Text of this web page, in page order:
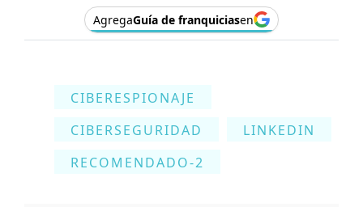
AgregaGuía de franquiciasen
CIBERESPIONAJE
CIBERSEGURIDAD
LINKEDIN
RECOMENDADO-2